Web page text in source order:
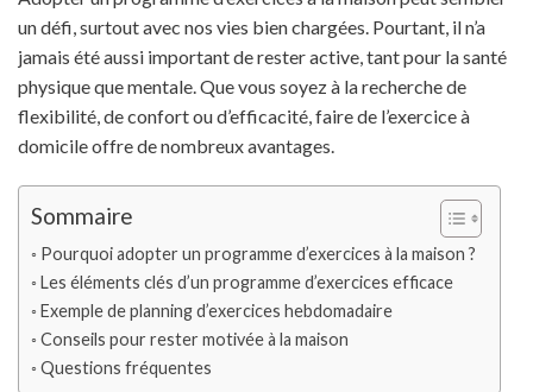
un défi, surtout avec nos vies bien chargées. Pourtant, il n’a
jamais été aussi important de rester active, tant pour la santé
physique que mentale. Que vous soyez à la recherche de
flexibilité, de confort ou d’efficacité, faire de l’exercice à
domicile offre de nombreux avantages.
Sommaire
Pourquoi adopter un programme d’exercices à la maison ?
Les éléments clés d’un programme d’exercices efficace
Exemple de planning d’exercices hebdomadaire
Conseils pour rester motivée à la maison
Questions fréquentes